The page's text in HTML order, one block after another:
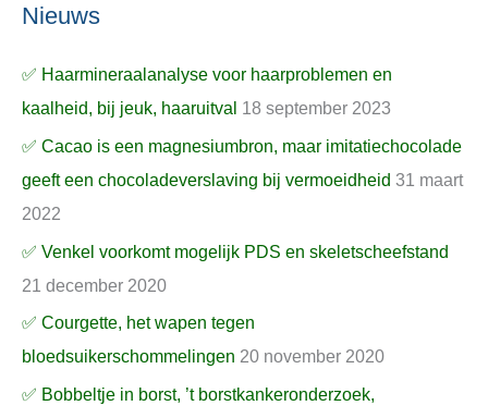
Nieuws
✅ Haarmineraalanalyse voor haarproblemen en
kaalheid, bij jeuk, haaruitval 18 september 2023
✅ Cacao is een magnesiumbron, maar imitatiechocolade
geeft een chocoladeverslaving bij vermoeidheid 31 maart
2022
✅ Venkel voorkomt mogelijk PDS en skeletscheefstand
21 december 2020
✅ Courgette, het wapen tegen
bloedsuikerschommelingen 20 november 2020
✅ Bobbeltje in borst, ’t borstkankeronderzoek,